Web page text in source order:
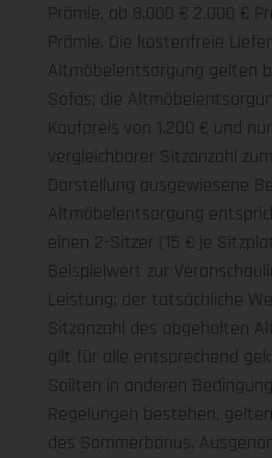
Prämie, ab 8.000 € 2.000 €
Prämie. Die kostenfreie
Altmöbelentsorgung gelten
Sofas; die
Kaufpreis von 1.200 € und
vergleichbarer Sitzanzahl
Darstellung ausgewiesene
Altmöbelentsorgung
einen 2-Sitzer (15 € je
Beispielwert zur
Leistung; der tatsächliche
Sitzanzahl des abgeholten
gilt für alle entsprechend
Sollten in anderen
Regelungen bestehen,
des Sommerbonus.